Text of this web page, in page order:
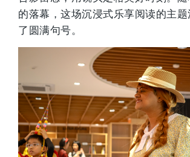
的落幕，这场沉浸式乐享阅读的主
了圆满句号。